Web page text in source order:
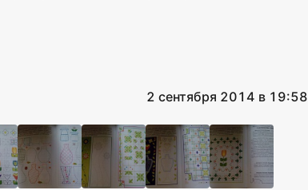
2 сентября 2014 в 19:58